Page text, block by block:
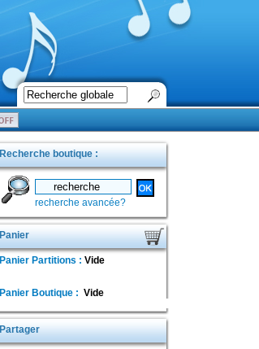
Recherche boutique :
recherche avancée?
Panier
Panier Partitions : Vide
Panier Boutique : Vide
Partager